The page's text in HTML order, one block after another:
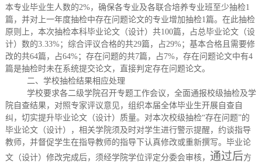
本专业毕业生人数的2%，确保各专业及各联合培养专业班至少抽检1
篇，并对上一年度抽检中存在问题论文的专业增加抽检1篇。 在此抽检
原则
上，本次抽检本科毕业论文（设计）共100篇 ，
占总毕业论文（设
计）数的3.33%； 综合评议合格的共29篇，占29%；基本合格且需要修
改的共64篇，占64%；存在问题的共7篇，占7%，存在问题论文中有4
篇是抽检时未在系统提交论文，直接判定存在问题论文。
二、学校抽检结果相应处理
学校要求各二级学院召开专题工作会议，全面通报校级抽检及学
院自查结果，对照专家评议意见，组织本届全体毕业生开展自查自
纠，切实提升毕业论文（设计）质量。对本次校级抽检“存在问题”的
毕业论文（设计），相关学院须及时对学生进行警示提醒，约谈指导
教师，并督促学生在指导教师的指导下认真修改或重新撰写。毕业论
文（设计）修改完成后，须经学院学位评定分委会审核， 通过后方